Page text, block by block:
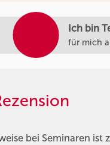
Ich bin
für mich
bei Seminaren ist